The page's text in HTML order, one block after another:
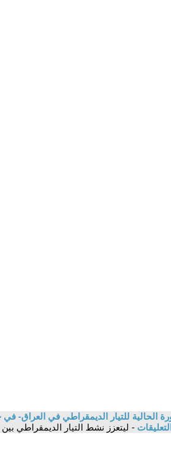
الحالية للتيار الديمقراطي في العراق- في
- ليتعزز نشط التيار الديمقراطي